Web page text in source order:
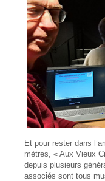
Et pour rester dans
mètres, « Aux Vieux
depuis plusieurs
associés sont tous